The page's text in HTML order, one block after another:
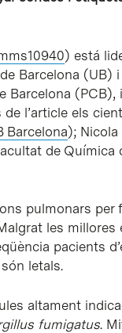
) está
Barcelona
Barcelona
l’article els
Barcelona); Nicola
de
pulmonars per
les
pacients
letals.
altament
fumigatus.